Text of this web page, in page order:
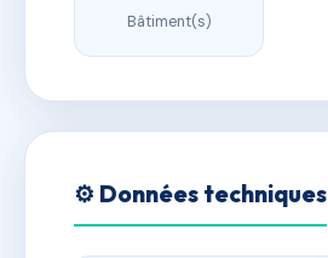
Bâtiment(s)
⚙️ Données techniques